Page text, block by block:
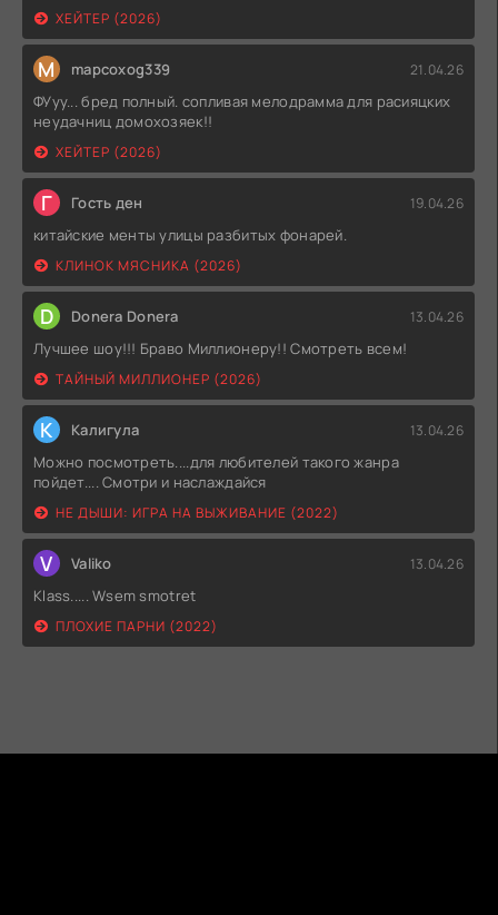
ХЕЙТЕР (2026)
M mapcoxog339 21.04.26
ФУуу... бред полный. сопливая мелодрамма для расияцких
неудачниц домохозяек!!
ХЕЙТЕР (2026)
Г Гость ден 19.04.26
китайские менты улицы разбитых фонарей.
КЛИНОК МЯСНИКА (2026)
D Donera Donera 13.04.26
Лучшее шоу!!! Браво Миллионеру!! Смотреть всем!
ТАЙНЫЙ МИЛЛИОНЕР (2026)
К Калигула 13.04.26
Можно посмотреть....для любителей такого жанра
пойдет.... Смотри и наслаждайся
НЕ ДЫШИ: ИГРА НА ВЫЖИВАНИЕ (2022)
V Valiko 13.04.26
Klass..... Wsem smotret
ПЛОХИЕ ПАРНИ (2022)